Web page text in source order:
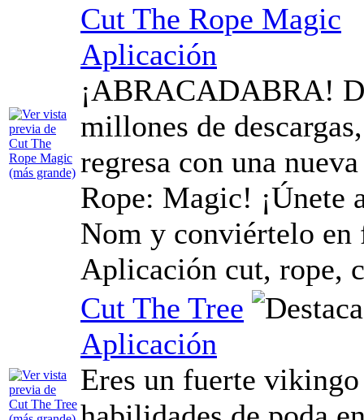
Cut The Rope Magic
Aplicación
¡ABRACADABRA!
millones de
regresa con una
Rope: Magic! ¡Únete
Nom y conviértelo en
Aplicación cut, rope,
Cut The Tree
Aplicación
Eres un fuerte